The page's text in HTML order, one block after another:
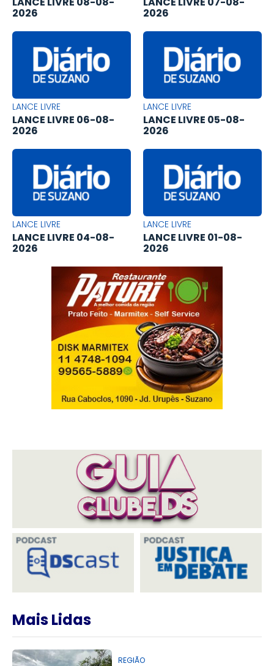
2026 2026
LANCE LIVRE
LANCE LIVRE 06-08-
2026
LANCE LIVRE
LANCE LIVRE 05-08-
2026
LANCE LIVRE
LANCE LIVRE 04-08-
2026
LANCE LIVRE
LANCE LIVRE 01-08-
2026
Mais Lidas
REGIÃO